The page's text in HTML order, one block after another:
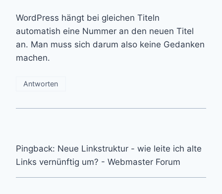
WordPress hängt bei gleichen Titeln
automatish eine Nummer an den neuen Titel
an. Man muss sich darum also keine Gedanken
machen.
Antworten
Pingback: Neue Linkstruktur - wie leite ich alte
Links vernünftig um? - Webmaster Forum